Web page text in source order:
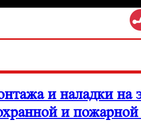
и наладки на
и